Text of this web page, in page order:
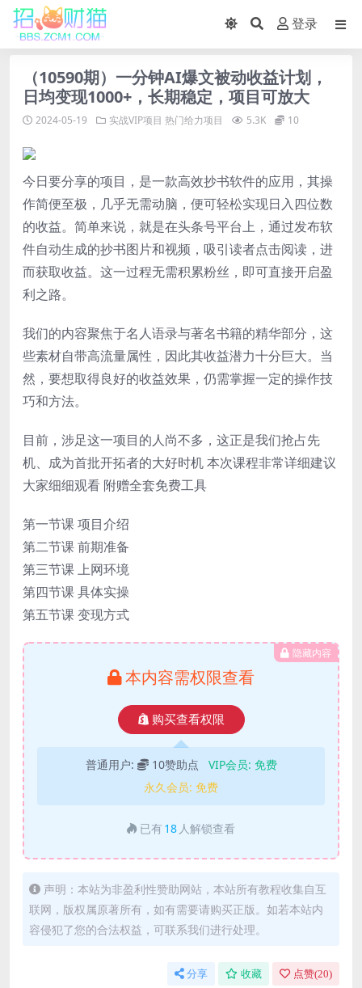
登录
（10590期）一分钟AI爆文被动收益计划，
日均变现1000+，长期稳定，项目可放大
2024-05-19 实战VIP项目 热门给力项目 5.3K 10
今日要分享的项目，是一款高效抄书软件的应用，其操
作简便至极，几乎无需动脑，便可轻松实现日入四位数
的收益。简单来说，就是在头条号平台上，通过发布软
件自动生成的抄书图片和视频，吸引读者点击阅读，进
而获取收益。这一过程无需积累粉丝，即可直接开启盈
利之路。
我们的内容聚焦于名人语录与著名书籍的精华部分，这
些素材自带高流量属性，因此其收益潜力十分巨大。当
然，要想取得良好的收益效果，仍需掌握一定的操作技
巧和方法。
目前，涉足这一项目的人尚不多，这正是我们抢占先
机、成为首批开拓者的大好时机 本次课程非常详细建议
大家细细观看 附赠全套免费工具
第一节课 项目介绍
第二节课 前期准备
第三节课 上网环境
第四节课 具体实操
第五节课 变现方式
隐藏内容
本内容需权限查看
购买查看权限
普通用户: 10赞助点 VIP会员: 免费
永久会员: 免费
已有 18 人解锁查看
声明：本站为非盈利性赞助网站，本站所有教程收集自互
联网，版权属原著所有，如有需要请购买正版。如若本站内
容侵犯了您的合法权益，可联系我们进行处理。
分享 收藏 点赞(20)